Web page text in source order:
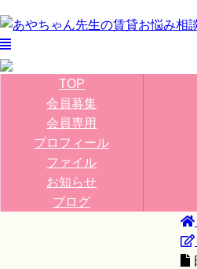
TOP
会員募集
会員専用
プロフィール
ファイル
お知らせ
ブログ